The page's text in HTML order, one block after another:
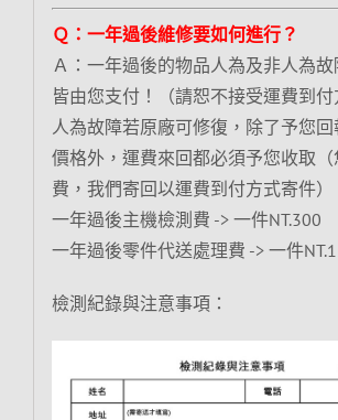
Ｑ：一年過後維修要如何進行？
Ａ：一年過後的物品人為及非人為
皆由您支付！（請恕不接受運費到付
人為故障若原廠可修復，除了予您
價格外，運費來回都必須予您收取
費，我們寄回以運費到付方式寄件）
一年過後主機檢測費 -> 一件NT.300
一年過後零件代送處理費 -> 一件
檢測紀錄與注意事項：